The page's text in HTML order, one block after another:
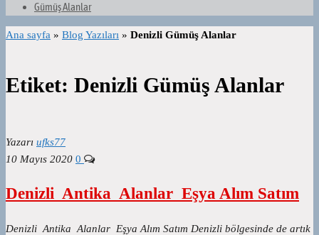
Gümüş Alanlar
Ana sayfa » Blog Yazıları » Denizli Gümüş Alanlar
Etiket: Denizli Gümüş Alanlar
Yazarı ufks77
10 Mayıs 2020 0
Denizli Antika Alanlar Eşya Alım Satım
Denizli Antika Alanlar Eşya Alım Satım Denizli bölgesinde de artık